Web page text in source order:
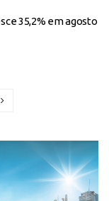
35,2% em agosto